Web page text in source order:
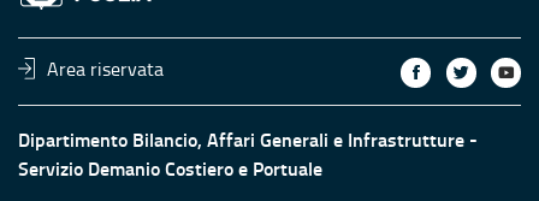
Area riservata
Dipartimento Bilancio, Affari Generali e Infrastrutture -
Servizio Demanio Costiero e Portuale